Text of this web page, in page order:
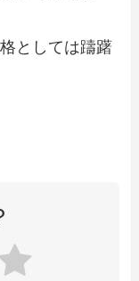
としては躊躇